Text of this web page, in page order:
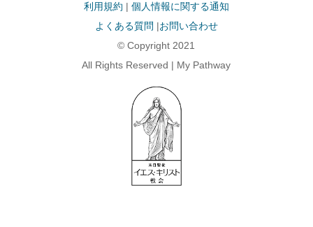
利用規約 | 個人情報に関する通知
よくある質問 |お問い合わせ
© Copyright 2021
All Rights Reserved | My Pathway